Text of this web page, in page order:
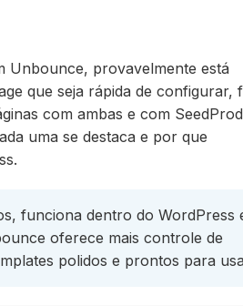
Unbounce, provavelmente está
que seja rápida de configurar,
com ambas e com
uma se destaca e por que
funciona dentro do WordPress
oferece mais controle de
polidos e prontos para